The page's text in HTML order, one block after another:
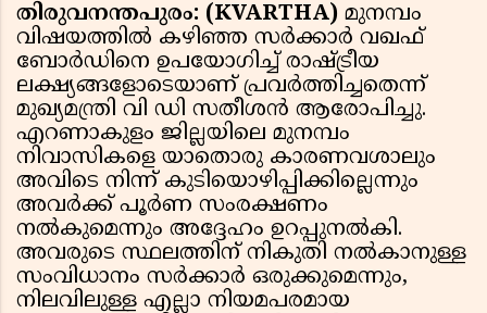
തിരുവനന്തപുരം: (KVARTHA) മുനമ്പം
വിഷയത്തിൽ കഴിഞ്ഞ സർക്കാർ വഖഫ്
ബോർഡിനെ ഉപയോഗിച്ച് രാഷ്ട്രീയ
ലക്ഷ്യങ്ങളോടെയാണ് പ്രവർത്തിച്ചതെന്ന്
മുഖ്യമന്ത്രി വി ഡി സതീശൻ ആരോപിച്ചു.
എറണാകുളം ജില്ലയിലെ മുനമ്പം
നിവാസികളെ യാതൊരു കാരണവശാലും
അവിടെ നിന്ന് കുടിയൊഴിപ്പിക്കില്ലെന്നും
അവർക്ക് പൂർണ സംരക്ഷണം
നൽകുമെന്നും അദ്ദേഹം ഉറപ്പുനൽകി.
അവരുടെ സ്ഥലത്തിന് നികുതി നൽകാനുള്ള
സംവിധാനം സർക്കാർ ഒരുക്കുമെന്നും,
നിലവിലുള്ള എല്ലാ നിയമപരമായ